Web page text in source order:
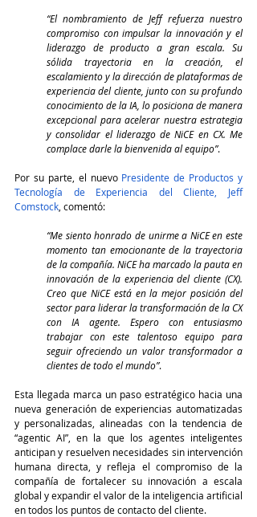
“El nombramiento de Jeff refuerza nuestro
compromiso con impulsar la innovación y el
liderazgo de producto a gran escala. Su
sólida trayectoria en la creación, el
escalamiento y la dirección de plataformas de
experiencia del cliente, junto con su profundo
conocimiento de la IA, lo posiciona de manera
excepcional para acelerar nuestra estrategia
y consolidar el liderazgo de NiCE en CX. Me
complace darle la bienvenida al equipo”.
Por su parte, el nuevo Presidente de Productos y
Tecnología de Experiencia del Cliente, Jeff
Comstock , comentó:
“Me siento honrado de unirme a NiCE en este
momento tan emocionante de la trayectoria
de la compañía. NiCE ha marcado la pauta en
innovación de la experiencia del cliente (CX).
Creo que NiCE está en la mejor posición del
sector para liderar la transformación de la CX
con IA agente. Espero con entusiasmo
trabajar con este talentoso equipo para
seguir ofreciendo un valor transformador a
clientes de todo el mundo”.
Esta llegada marca un paso estratégico hacia una
nueva generación de experiencias automatizadas
y personalizadas, alineadas con la tendencia de
“agentic AI”, en la que los agentes inteligentes
anticipan y resuelven necesidades sin intervención
humana directa, y refleja el compromiso de la
compañía de fortalecer su innovación a escala
global y expandir el valor de la inteligencia artificial
en todos los puntos de contacto del cliente.